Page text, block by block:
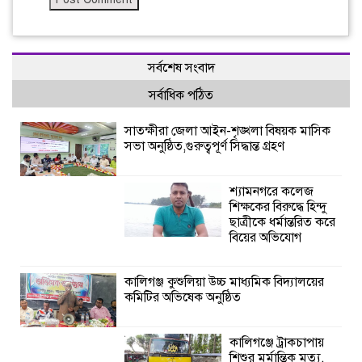
সর্বশেষ সংবাদ
সর্বাধিক পঠিত
সাতক্ষীরা জেলা আইন-শৃঙ্খলা বিষয়ক মাসিক
সভা অনুষ্ঠিত,গুরুত্বপূর্ণ সিদ্ধান্ত গ্রহণ
শ্যামনগরে কলেজ
শিক্ষকের বিরুদ্ধে হিন্দু
ছাত্রীকে ধর্মান্তরিত করে
বিয়ের অভিযোগ
কালিগঞ্জ কুশুলিয়া উচ্চ মাধ্যমিক বিদ্যালয়ের
কমিটির অভিষেক অনুষ্ঠিত
কালিগঞ্জে ট্রাকচাপায়
শিশুর মর্মান্তিক মৃত্যু,